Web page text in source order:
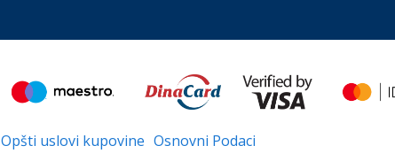
Opšti uslovi kupovine Osnovni Podaci